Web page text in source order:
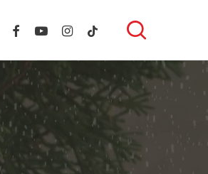
FACEBOOK
YOUTUBE
INSTAGRAM
TIKTOK search